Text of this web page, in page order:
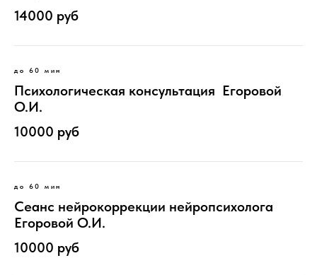
14000 руб
до 60 мин
Психологическая консультация Егоровой
О.И.
10000 руб
до 60 мин
Сеанс нейрокоррекции нейропсихолога
Егоровой О.И.
10000 руб